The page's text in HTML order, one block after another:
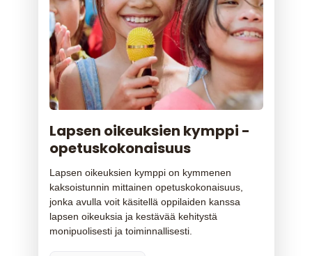
Lapsen oikeuksien kymppi -
opetuskokonaisuus
Lapsen oikeuksien kymppi on kymmenen
kaksoistunnin mittainen opetuskokonaisuus,
jonka avulla voit käsitellä oppilaiden kanssa
lapsen oikeuksia ja kestävää kehitystä
monipuolisesti ja toiminnallisesti.